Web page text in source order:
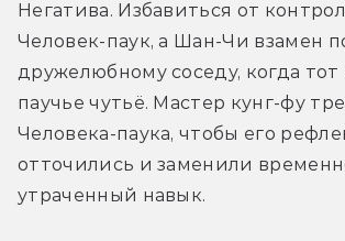
Негатива. Избавиться от
Человек-паук, а Шан-Чи взамен
дружелюбному соседу, когда тот
паучье чутьё. Мастер кунг-фу
Человека-паука, чтобы его
отточились и заменили
утраченный навык.